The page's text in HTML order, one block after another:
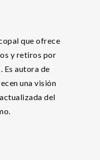
que ofrece
y retiros por
Es autora de
una visión
del